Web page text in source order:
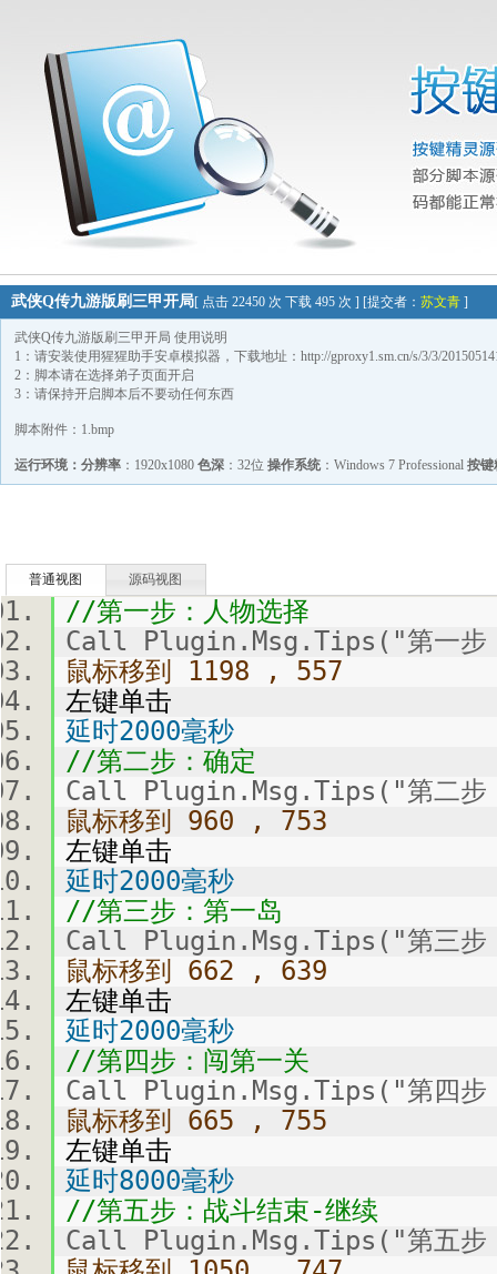
武侠Q传九游版刷三甲开局[ 点击 22450 次 下载 495 次 ] [提交者： 苏文青 ]
武侠Q传九游版刷三甲开局 使用说明
1：请安装使用猩猩助手安卓模拟器，下载地址：http://gproxy1.sm.cn/s/3/3/
2：脚本请在选择弟子页面开启
3：请保持开启脚本后不要动任何东西
脚本附件：1.bmp
运行环境： 分辨率 ：1920x1080 色深 ：32位 操作系统 ：Windows 7 Professional 按键
普通视图 源码视图
//第一步：人物选择
Call Plugin.Msg.Tips("第一步
鼠标移到 1198 , 557
左键单击
延时2000毫秒
//第二步：确定
Call Plugin.Msg.Tips("第二步
鼠标移到 960 , 753
左键单击
延时2000毫秒
//第三步：第一岛
Call Plugin.Msg.Tips("第三步
鼠标移到 662 , 639
左键单击
延时2000毫秒
//第四步：闯第一关
Call Plugin.Msg.Tips("第四步
鼠标移到 665 , 755
左键单击
延时8000毫秒
//第五步：战斗结束-继续
Call Plugin.Msg.Tips("第五步